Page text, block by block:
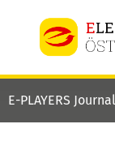
E-PLAYERS Journal